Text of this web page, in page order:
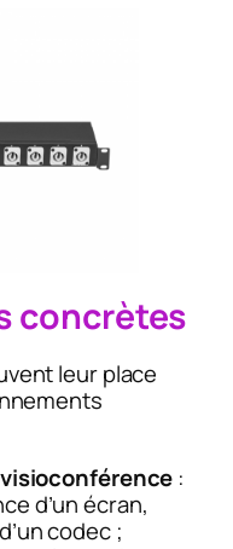
concrètes
leur place
:
d’un écran,
codec ;